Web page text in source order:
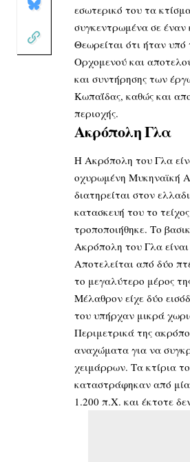
εσωτερικό του τα
συγκεντρωμένα σε έναν
Θεωρείται ότι ήταν υπό
Ορχομενού και
και συντήρησης των
Κωπαΐδας, καθώς και
περιοχής.
Ακρόπολη Γλα
Η Aκρόπολη του Γλα
οχυρωμένη Μυκηναϊκή
διατηρείται στον
κατασκευή του το
τροποποιήθηκε. Το
Ακρόπολη του Γλα
Αποτελείται από δύο
το μεγαλύτερο μέρος
Μέλαθρον είχε δύο
του υπήρχαν μικρά
Περιμετρικά της
αναχώματα για να
χειμάρρων. Τα κτίρια
καταστράφηκαν από
1.200 π.Χ. και έκτοτε